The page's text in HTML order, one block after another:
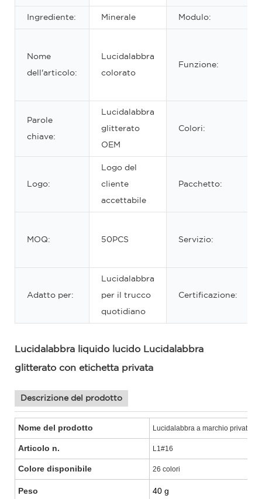
Ingrediente: Minerale Modulo:
Nome
dell'articolo:
Lucidalabbra
colorato
Funzione:
Parole
chiave:
Lucidalabbra
glitterato
OEM
Colori:
Logo:
Logo del
cliente
accettabile
Pacchetto:
MOQ: 50PCS Servizio:
Adatto per:
Lucidalabbra
per il trucco
quotidiano
Certificazione:
Lucidalabbra liquido lucido Lucidalabbra
glitterato con etichetta privata
Descrizione del prodotto
Nome del prodotto Lucidalabbra a marchio privato
Articolo n. L1#16
Colore disponibile 26 colori
Peso 40 g